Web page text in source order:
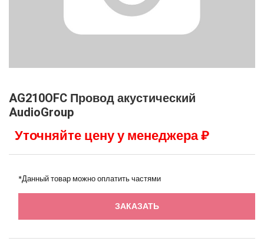
AG210OFC Провод акустический
AudioGroup
Уточняйте цену у менеджера ₽
*Данный товар можно оплатить частями
ЗАКАЗАТЬ